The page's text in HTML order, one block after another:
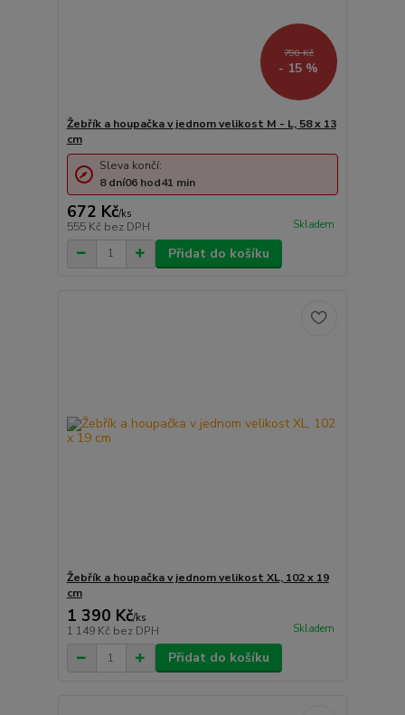
790 Kč
- 15 %
Žebřík a houpačka v jednom velikost M - L, 58 x 13
cm
672 Kč/ks
555 Kč bez DPH Skladem
Sleva končí:
8 dní06 hod41 min
Přidat do košíku
Žebřík a houpačka v jednom velikost XL, 102 x 19
cm
1 390 Kč/ks
1 149 Kč bez DPH Skladem
Přidat do košíku